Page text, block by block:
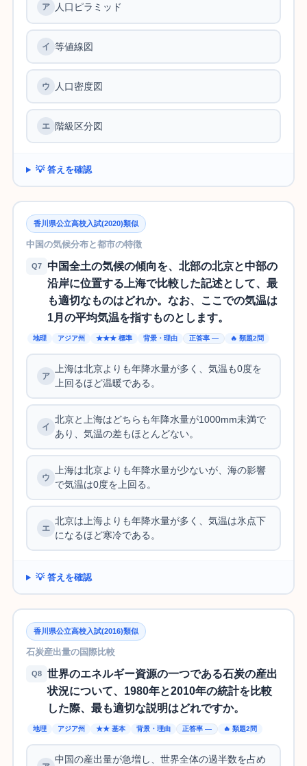
人口ピラミッド
等値線図
人口密度図
階級区分図
💡 答えを確認
香川県公立高校入試(2020)類似
中国の気候分布と都市の特徴
Q7
中国全土の気候の傾向を、北部の北京と中部の
沿岸に位置する上海で比較した記述として、最
も適切なものはどれか。なお、ここでの気温は
1月の平均気温を指すものとします。
地理 アジア州 ★★★ 標準 背景・理由 正答率 — 🔥 類題2問
上海は北京よりも年降水量が多く、気温も0度を
上回るほど温暖である。
北京と上海はどちらも年降水量が1000mm未満で
あり、気温の差もほとんどない。
上海は北京よりも年降水量が少ないが、海の影響
で気温は0度を上回る。
北京は上海よりも年降水量が多く、気温は氷点下
になるほど寒冷である。
💡 答えを確認
香川県公立高校入試(2016)類似
石炭産出量の国際比較
Q8
世界のエネルギー資源の一つである石炭の産出
状況について、1980年と2010年の統計を比較
した際、最も適切な説明はどれですか。
地理 アジア州 ★★ 基本 背景・理由 正答率 — 🔥 類題2問
中国の産出量が急増し、世界全体の過半数を占め